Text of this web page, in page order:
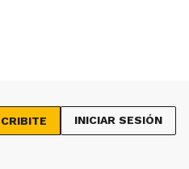
INICIAR SESIÓN